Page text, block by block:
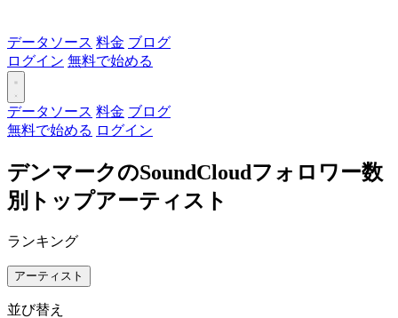
データソース 料金 ブログ
ログイン 無料で始める
データソース 料金 ブログ
無料で始める ログイン
デンマークのSoundCloudフォロワー数
別トップアーティスト
ランキング
アーティスト
並び替え